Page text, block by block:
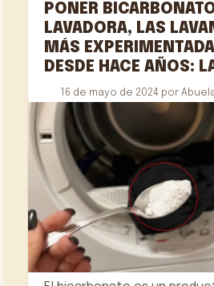
PONER
LAVADORA, LAS
MÁS
DESDE HACE AÑOS:
16 de mayo de 2024 por